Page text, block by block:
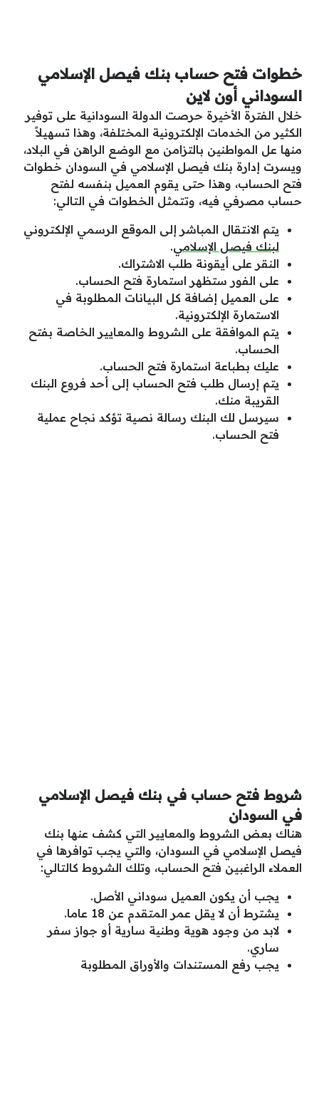
خطوات فتح حساب بنك فيصل الإسلامي
السوداني أون لاين
خلال الفترة الأخيرة حرصت الدولة السودانية على توفير
الكثير من الخدمات الإلكترونية المختلفة، وهذا تسهيلاً
منها عل المواطنين بالتزامن مع الوضع الراهن في البلاد،
ويسرت إدارة بنك فيصل الإسلامي في السودان خطوات
فتح الحساب، وهذا حتى يقوم العميل بنفسه لفتح
حساب مصرفي فيه، وتتمثل الخطوات في التالي:
يتم الانتقال المباشر إلى الموقع الرسمي الإلكتروني
لبنك فيصل الإسلامي.
النقر على أيقونة طلب الاشتراك.
على الفور ستظهر استمارة فتح الحساب.
على العميل إضافة كل البيانات المطلوبة في
الاستمارة الإلكترونية.
يتم الموافقة على الشروط والمعايير الخاصة بفتح
الحساب.
عليك بطباعة استمارة فتح الحساب.
يتم إرسال طلب فتح الحساب إلى أحد فروع البنك
القريبة منك.
سيرسل لك البنك رسالة نصية تؤكد نجاح عملية
فتح الحساب.
شروط فتح حساب في بنك فيصل الإسلامي
في السودان
هناك بعض الشروط والمعايير التي كشف عنها بنك
فيصل الإسلامي في السودان، والتي يجب توافرها في
العملاء الراغبين فتح الحساب، وتلك الشروط كالتالي:
يجب أن يكون العميل سوداني الأصل.
يشترط أن لا يقل عمر المتقدم عن 18 عاما.
لابد من وجود هوية وطنية سارية أو جواز سفر
ساري.
يجب رفع المستندات والأوراق المطلوبة